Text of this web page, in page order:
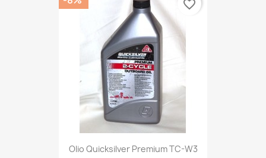
Olio Quicksilver Premium TC-W3
favorite_border